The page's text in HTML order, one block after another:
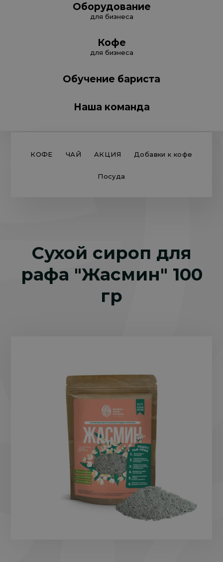
Оборудование
для бизнеса
Кофе
для бизнеса
Обучение бариста
Наша команда
КОФЕ ЧАЙ АКЦИЯ Добавки к кофе
Посуда
Сухой сироп для
рафа "Жасмин" 100
гр